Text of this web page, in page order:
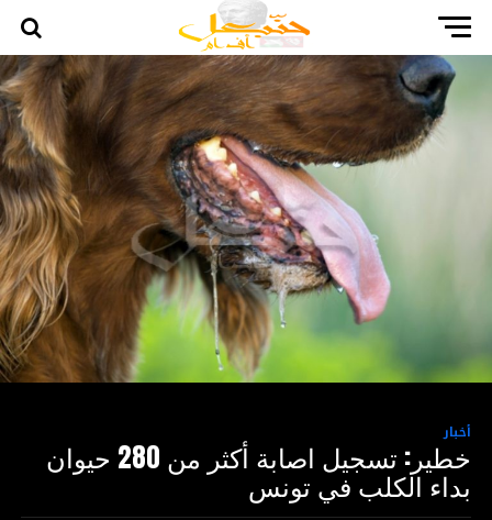
أخبار
خطير: تسجيل اصابة أكثر من 280 حيوان
بداء الكلب في تونس